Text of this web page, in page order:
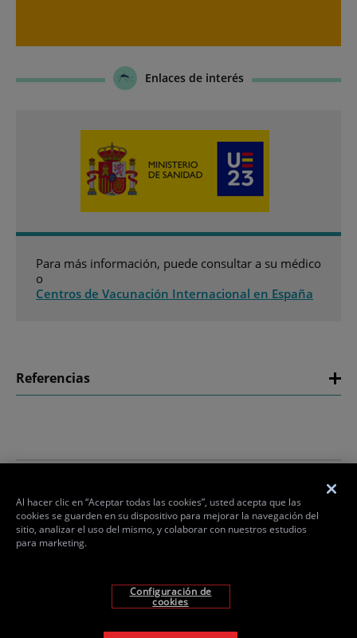
Enlaces de interés
Para más información, puede consultar a su médico
o
Centros de Vacunación Internacional en España
Referencias
AVISO
LEGAL
AVISO DE
PRIVACIDAD
DECLARACION
DE
POLITICA
DE
Takeda and the Takeda Logo are trademarks of Takeda
Al hacer clic en “Aceptar todas las cookies”, usted acepta que las
cookies se guarden en su dispositivo para mejorar la navegación del
sitio, analizar el uso del mismo, y colaborar con nuestros estudios
para marketing.
Configuración de
cookies